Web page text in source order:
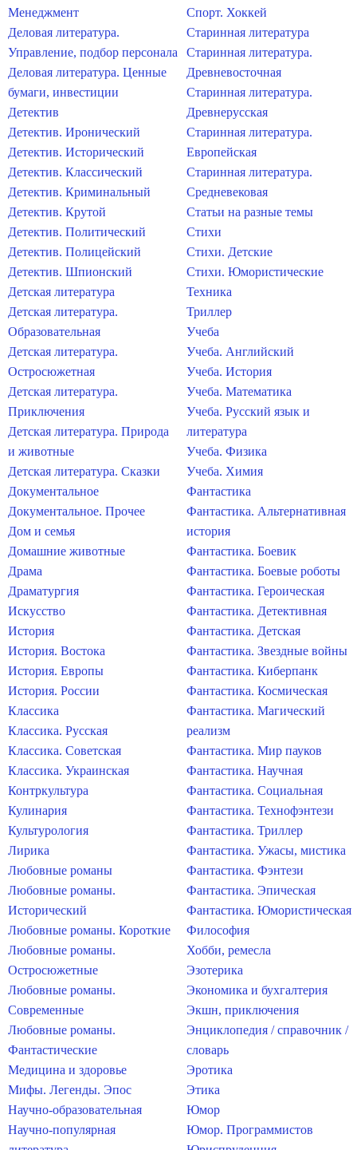
Менеджмент
Деловая литература.
Управление, подбор персонала
Деловая литература. Ценные
бумаги, инвестиции
Детектив
Детектив. Иронический
Детектив. Исторический
Детектив. Классический
Детектив. Криминальный
Детектив. Крутой
Детектив. Политический
Детектив. Полицейский
Детектив. Шпионский
Детская литература
Детская литература.
Образовательная
Детская литература.
Остросюжетная
Детская литература.
Приключения
Детская литература. Природа
и животные
Детская литература. Сказки
Документальное
Документальное. Прочее
Дом и семья
Домашние животные
Драма
Драматургия
Искусство
История
История. Востока
История. Европы
История. России
Классика
Классика. Русская
Классика. Советская
Классика. Украинская
Контркультура
Кулинария
Культурология
Лирика
Любовные романы
Любовные романы.
Исторический
Любовные романы. Короткие
Любовные романы.
Остросюжетные
Любовные романы.
Современные
Любовные романы.
Фантастические
Медицина и здоровье
Мифы. Легенды. Эпос
Научно-образовательная
Научно-популярная
Спорт. Хоккей
Старинная литература
Старинная литература.
Древневосточная
Старинная литература.
Древнерусская
Старинная литература.
Европейская
Старинная литература.
Средневековая
Статьи на разные темы
Стихи
Стихи. Детские
Стихи. Юмористические
Техника
Триллер
Учеба
Учеба. Английский
Учеба. История
Учеба. Математика
Учеба. Русский язык и
литература
Учеба. Физика
Учеба. Химия
Фантастика
Фантастика. Альтернативная
история
Фантастика. Боевик
Фантастика. Боевые роботы
Фантастика. Героическая
Фантастика. Детективная
Фантастика. Детская
Фантастика. Звездные войны
Фантастика. Киберпанк
Фантастика. Космическая
Фантастика. Магический
реализм
Фантастика. Мир пауков
Фантастика. Научная
Фантастика. Социальная
Фантастика. Технофэнтези
Фантастика. Триллер
Фантастика. Ужасы, мистика
Фантастика. Фэнтези
Фантастика. Эпическая
Фантастика. Юмористическая
Философия
Хобби, ремесла
Эзотерика
Экономика и бухгалтерия
Экшн, приключения
Энциклопедия / справочник /
словарь
Эротика
Этика
Юмор
Юмор. Программистов